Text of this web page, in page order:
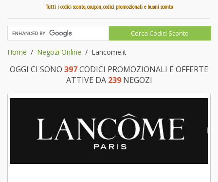
Tutti i codici sconto, coupon, codici promozionali e buoni sconto
Home Negozi Online Lancome.it
OGGI CI SONO 397CODICI PROMOZIONALI E OFFERTE
ATTIVE DA 239NEGOZI